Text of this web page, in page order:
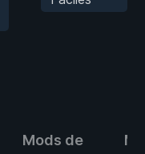
Mods de